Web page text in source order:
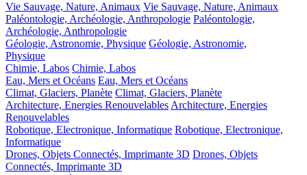
Vie Sauvage, Nature, Animaux Vie Sauvage, Nature, Animaux
Paléontologie, Archéologie, Anthropologie Paléontologie,
Archéologie, Anthropologie
Géologie, Astronomie, Physique Géologie, Astronomie,
Physique
Chimie, Labos Chimie, Labos
Eau, Mers et Océans Eau, Mers et Océans
Climat, Glaciers, Planète Climat, Glaciers, Planète
Architecture, Energies RenouvelablesArchitecture, Energies
Renouvelables
Robotique, Electronique, Informatique Robotique, Electronique,
Informatique
Drones, Objets Connectés, Imprimante 3D Drones, Objets
Connectés, Imprimante 3D